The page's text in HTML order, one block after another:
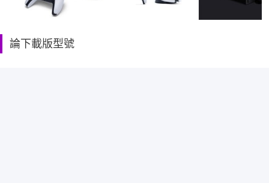
論下載版型號